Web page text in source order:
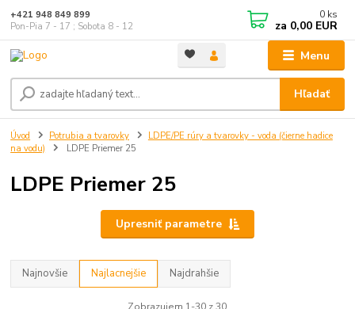
Menu
Hľadať
+421 948 849 899
Pon-Pia 7 - 17 ; Sobota 8 - 12
0 ks
za 0,00 EUR
Úvod Potrubia a tvarovky
LDPE/PE rúry a tvarovky - voda (čierne hadice
na vodu)
LDPE Priemer 25
LDPE Priemer 25
Upresniť parametre
Najnovšie Najlacnejšie Najdrahšie